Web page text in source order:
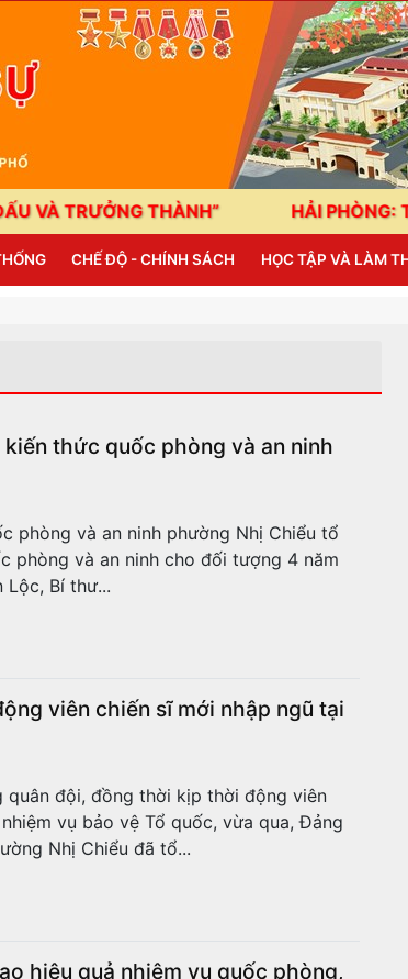
THÀNH” HẢI PHÒNG: TĂNG TỐC
CHẾ ĐỘ - CHÍNH SÁCH HỌC TẬP VÀ LÀM
thức quốc phòng và an ninh
phòng và an ninh phường Nhị Chiểu tổ
phòng và an ninh cho đối tượng 4 năm
Lộc, Bí thư...
viên chiến sĩ mới nhập ngũ tại
đội, đồng thời kịp thời động viên
vụ bảo vệ Tổ quốc, vừa qua, Đảng
Nhị Chiểu đã tổ...
hiệu quả nhiệm vụ quốc phòng,